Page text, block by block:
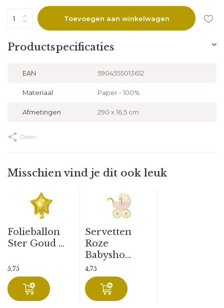
Toevoegen aan winkelwagen
Productspecificaties
EAN 5904555013612
Materiaal Paper - 100%
Afmetingen 290 x 16,5 cm
Delen
Misschien vind je dit ook leuk
Folieballon
Ster Goud ...
5,75
Servetten
Roze
Babysho...
4,75